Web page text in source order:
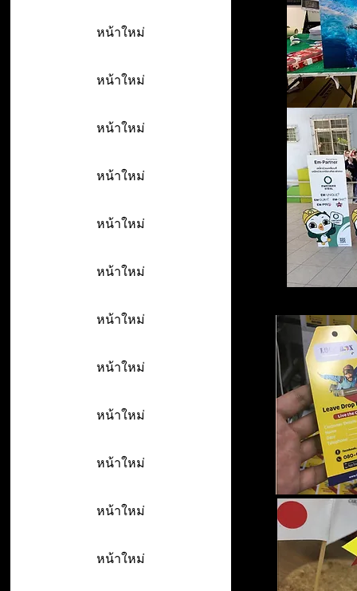
หน้าใหม่
หน้าใหม่
หน้าใหม่
หน้าใหม่
หน้าใหม่
หน้าใหม่
หน้าใหม่
หน้าใหม่
หน้าใหม่
หน้าใหม่
หน้าใหม่
หน้าใหม่